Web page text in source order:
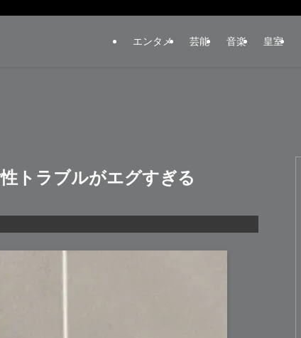
エンタメ 芸能 音楽 皇室
トラブルがエグすぎる